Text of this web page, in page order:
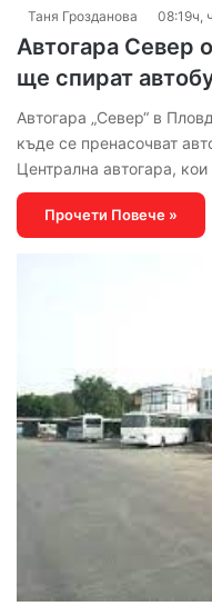
Таня Грозданова 08:19ч,
Автогара Север
ще спират
Автогара „Север“ в
къде се пренасочват
Централна автогара,
Прочети Повече »